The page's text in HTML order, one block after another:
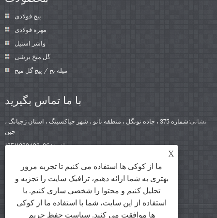
پیچ فولادی
مهره فولادی
واشر استیل
گل میخ برشی
میله نخ / پیچ گل میخ
با ما تماس بگیرید
نشانی:
شماره 375 ، جاده تونگل ، منطقه نانو ، شهر جیاکسینگ ، استان ژجیانگ ،
چین
تلفن:+86-13511332403
پست الکترونیک: sales@qbfastener.cn
X
ما از کوکی ها استفاده می کنیم تا تجربه مرور
بهتری به شما ارائه دهیم، ترافیک سایت را تجزیه و
تحلیل کنیم و محتوا را شخصی سازی کنیم. با
استفاده از این سایت، شما با استفاده ما از کوکی
ها موافقت می کنید. سیاست حفظ حریم